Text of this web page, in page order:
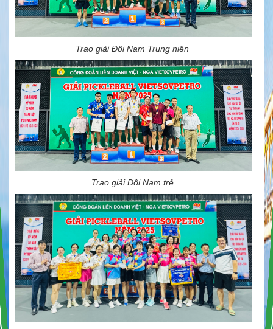
Trao giải Đôi Nam Trung niên
Trao giải Đôi Nam trẻ